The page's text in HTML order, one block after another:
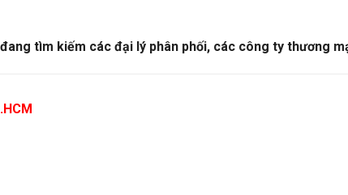
tìm kiếm các đại lý phân phối, các công ty thương